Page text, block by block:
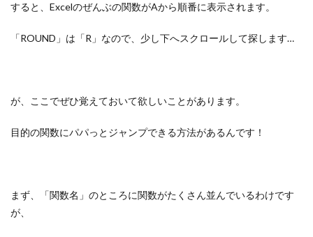
すると、Excelのぜんぶの関数がAから順番に表示されます。
「ROUND」は「R」なので、少し下へスクロールして探します…
が、ここでぜひ覚えておいて欲しいことがあります。
目的の関数にパパっとジャンプできる方法があるんです！
まず、「関数名」のところに関数がたくさん並んでいるわけです
が、